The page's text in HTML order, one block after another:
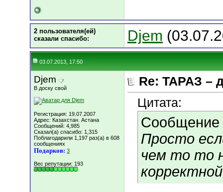
2 пользователя(ей)
сказали cпасибо:
Djem
03.07.2013, 17:50
Djem
В доску свой
Регистрация: 19.07.2007
Адрес: Казахстан. Астана
Сообщений: 4,985
Сказал(а) спасибо: 1,315
Поблагодарили 1,197 раз(а) в 608
сообщениях
Подарков: 3
Вес репутации: 193
Re: ТАРАЗ –
Цитата:
Сообщение
Просто
чем то то